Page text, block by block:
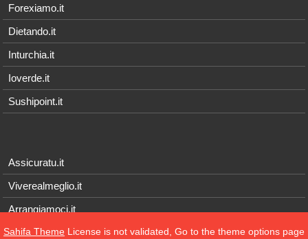
Forexiamo.it
Dietando.it
Inturchia.it
Ioverde.it
Sushipoint.it
Assicuratu.it
Viverealmeglio.it
Arrangiamoci.it
Tecnichef.it
Sahifa Theme License is not validated, Go to the theme options page